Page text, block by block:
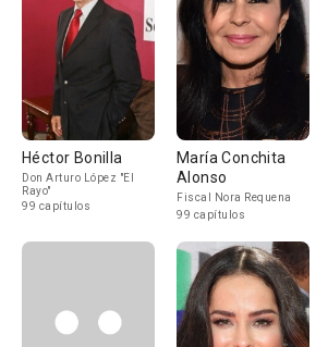
Héctor Bonilla
Don Arturo López "El
Rayo"
99 capítulos
María Conchita
Alonso
Fiscal Nora Requena
99 capítulos